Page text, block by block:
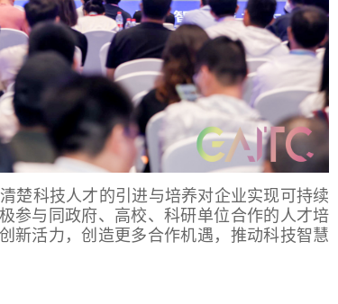
楚科技人才的引进与培养对企业实现可持续
参与同政府、高校、科研单位合作的人才培
新活力，创造更多合作机遇，推动科技智慧